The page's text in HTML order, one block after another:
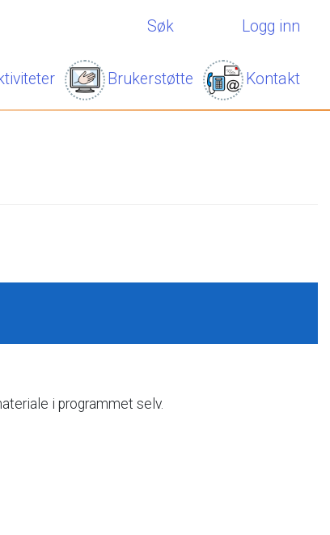
Søk Logg inn
Brukerstøtte Kontakt
i programmet selv.